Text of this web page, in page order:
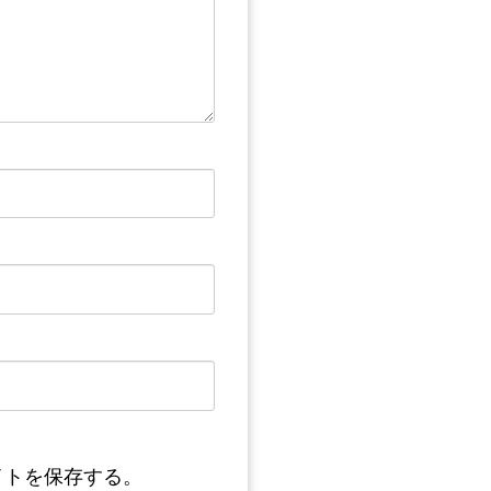
を保存する。